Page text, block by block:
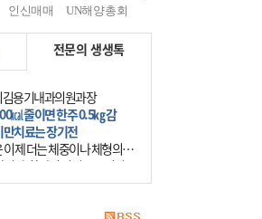
인신매매 UN해양총회
전문의 생생톡
용기내과의원과장
㎉ 줄이면 한주 0.5㎏ 감
치료는 장기전
이제 더는 체중이나 체형의 문
니다. 하나의 질병으로 인지
와 관리를 해야 한다. 세계